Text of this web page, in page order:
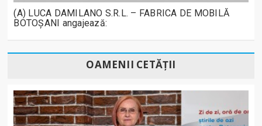
(A) LUCA DAMILANO S.R.L. – FABRICA DE MOBILĂ
BOTOȘANI angajează:
OAMENII CETĂȚII